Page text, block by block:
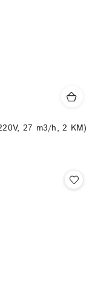
27 m3/h, 2 KM)